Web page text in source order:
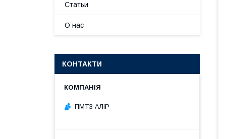
Статьи
О нас
КОНТАКТИ
ПМТЗ АЛІР